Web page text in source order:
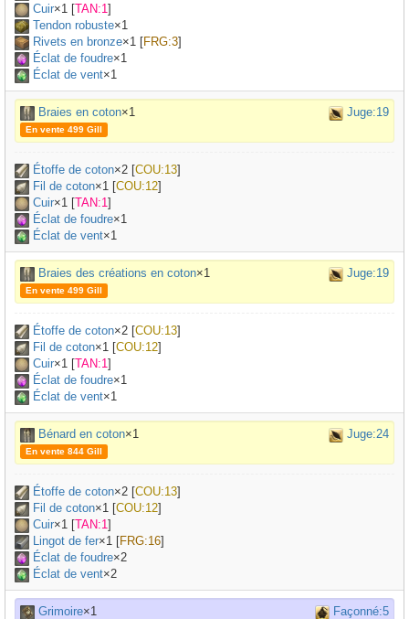
Cuir×1 [TAN:1]
Tendon robuste×1
Rivets en bronze×1 [FRG:3]
Éclat de foudre×1
Éclat de vent×1
Braies en coton×1 Juge:19
En vente 499 Gill
Étoffe de coton×2 [COU:13]
Fil de coton×1 [COU:12]
Cuir×1 [TAN:1]
Éclat de foudre×1
Éclat de vent×1
Braies des créations en coton×1 Juge:19
En vente 499 Gill
Étoffe de coton×2 [COU:13]
Fil de coton×1 [COU:12]
Cuir×1 [TAN:1]
Éclat de foudre×1
Éclat de vent×1
Bénard en coton×1 Juge:24
En vente 844 Gill
Étoffe de coton×2 [COU:13]
Fil de coton×1 [COU:12]
Cuir×1 [TAN:1]
Lingot de fer×1 [FRG:16]
Éclat de foudre×2
Éclat de vent×2
Grimoire×1 Façonné:5